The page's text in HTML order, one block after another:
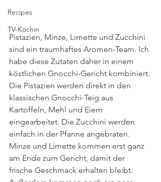
Recipes
TV-Köchin
Pistazien, Minze, Limette und Zucchini
sind ein traumhaftes Aromen-Team. Ich
habe diese Zutaten daher in einem
köstlichen Gnocchi-Gericht kombiniert.
Die Pistazien werden direkt in den
klassischen Gnocchi-Teig aus
Kartoffeln, Mehl und Eiern
eingearbeitet. Die Zucchini werden
einfach in der Pfanne angebraten.
Minze und Limette kommen erst ganz
am Ende zum Gericht, damit der
frische Geschmack erhalten bleibt.